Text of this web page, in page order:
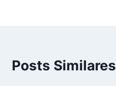
Posts Similares